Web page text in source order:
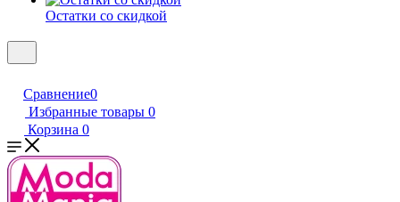
Остатки со скидкой
Сравнение0
Избранные товары 0
Корзина 0